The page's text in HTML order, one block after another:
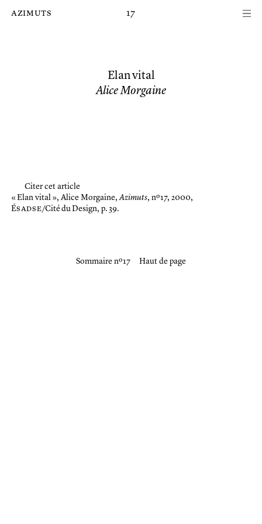
azimuts 17
Elan vital
Alice Morgaine
Citer cet article
« Elan vital », Alice Morgaine,Azimuts, nº 17, 2000,
Ésadse/Cité du Design, p. 39.
Sommaire nº 17 Haut de page